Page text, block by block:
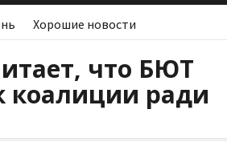
Хорошие новости
что БЮТ
коалиции ради